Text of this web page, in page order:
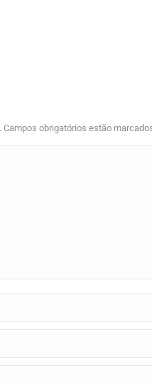
obrigatórios estão